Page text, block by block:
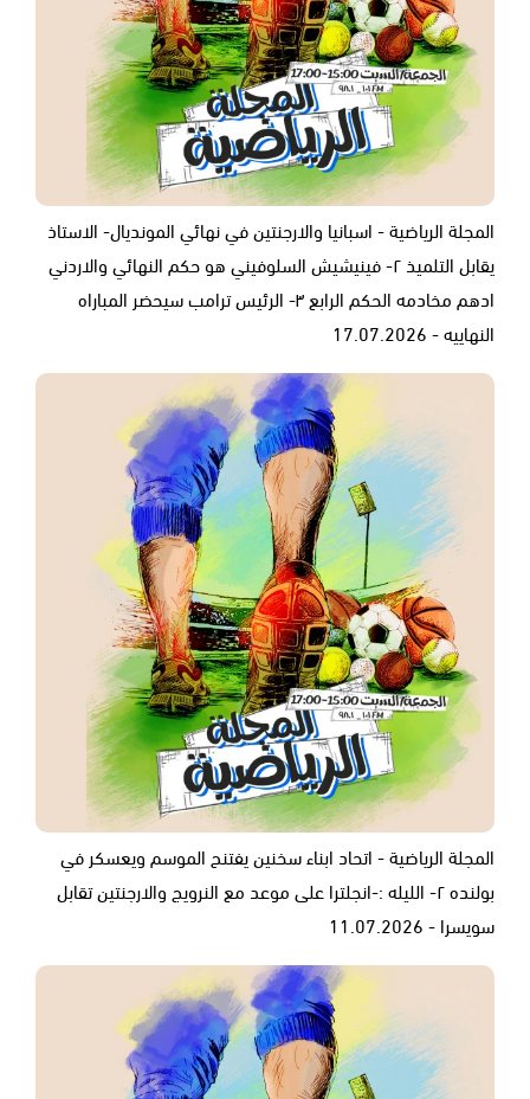
المجلة الرياضية - اسبانيا والارجنتين في نهائي المونديال- الاستاذ
يقابل التلميذ ٢- فينيشيش السلوفيني هو حكم النهائي والاردني
ادهم مخادمه الحكم الرابع ٣- الرئيس ترامب سيحضر المباراه
النهاييه - 17.07.2026
المجلة الرياضية - اتحاد ابناء سخنين يفتنح الموسم ويعسكر في
بولنده ٢- الليله :-انجلترا على موعد مع النرويج والارجنتين تقابل
سويسرا - 11.07.2026